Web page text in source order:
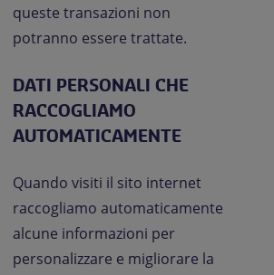
queste transazioni non
potranno essere trattate.
DATI PERSONALI CHE
RACCOGLIAMO
AUTOMATICAMENTE
Quando visiti il sito internet
raccogliamo automaticamente
alcune informazioni per
personalizzare e migliorare la